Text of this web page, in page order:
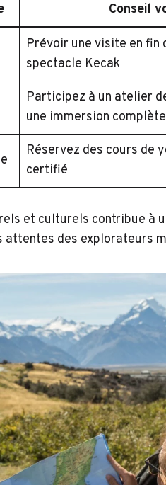
Conseil
Prévoir une visite en fin
spectacle Kecak
Participez à un atelier
une immersion complète
Réservez des cours de
certifié
et culturels contribue à
attentes des explorateurs